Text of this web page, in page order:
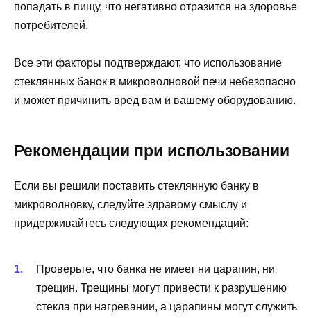
попадать в пищу, что негативно отразится на здоровье
потребителей.
Все эти факторы подтверждают, что использование
стеклянных банок в микроволновой печи небезопасно
и может причинить вред вам и вашему оборудованию.
Рекомендации при использовании
Если вы решили поставить стеклянную банку в
микроволновку, следуйте здравому смыслу и
придерживайтесь следующих рекомендаций:
Проверьте, что банка не имеет ни царапин, ни
трещин. Трещины могут привести к разрушению
стекла при нагревании, а царапины могут служить